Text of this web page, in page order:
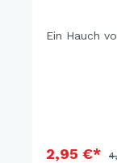
Ein Hauch
2,95 €*